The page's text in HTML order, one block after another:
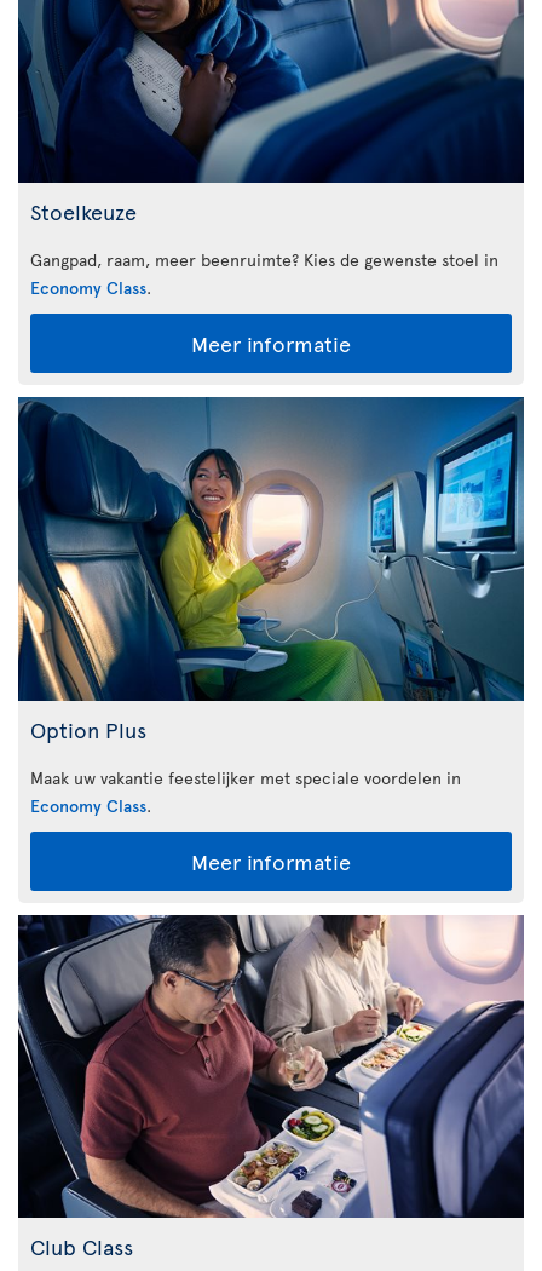
Stoelkeuze
Gangpad, raam, meer beenruimte? Kies de gewenste stoel in
Economy Class.
Meer informatie
Option Plus
Maak uw vakantie feestelijker met speciale voordelen in
Economy Class.
Meer informatie
Club Class